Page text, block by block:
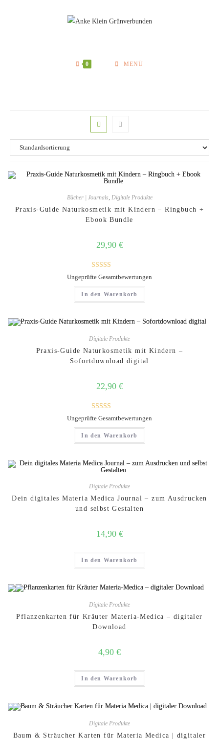
0 MENÜ
Bücher | Journals, Digitale Produkte
Praxis-Guide Naturkosmetik mit Kindern – Ringbuch +
Ebook Bundle
29,90 €
Bewertet mit
5.00von 5
Ungeprüfte Gesamtbewertungen
In den Warenkorb
Digitale Produkte
Praxis-Guide Naturkosmetik mit Kindern –
Sofortdownload digital
22,90 €
Bewertet mit
5.00von 5
Ungeprüfte Gesamtbewertungen
In den Warenkorb
Digitale Produkte
Dein digitales Materia Medica Journal – zum Ausdrucken
und selbst Gestalten
14,90 €
In den Warenkorb
Digitale Produkte
Pflanzenkarten für Kräuter Materia-Medica – digitaler
Download
4,90 €
In den Warenkorb
Digitale Produkte
Baum & Sträucher Karten für Materia Medica | digitaler